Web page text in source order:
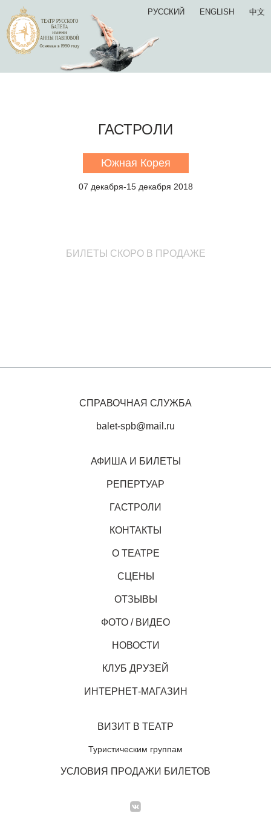
РУССКИЙ ENGLISH 中文
ГАСТРОЛИ
Южная Корея
07 декабря-15 декабря 2018
БИЛЕТЫ СКОРО В ПРОДАЖЕ
АФИША И БИЛЕТЫ
РЕПЕРТУАР
ГАСТРОЛИ
КОНТАКТЫ
О ТЕАТРЕ
СЦЕНЫ
ОТЗЫВЫ
ФОТО / ВИДЕО
НОВОСТИ
КЛУБ ДРУЗЕЙ
ИНТЕРНЕТ-МАГАЗИН
ВИЗИТ В ТЕАТР
Туристическим группам
УСЛОВИЯ ПРОДАЖИ БИЛЕТОВ
СПРАВОЧНАЯ СЛУЖБА
balet-spb@mail.ru